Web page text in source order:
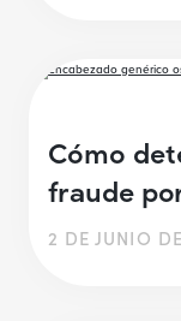
Cómo
fraude
2 DE JUNIO